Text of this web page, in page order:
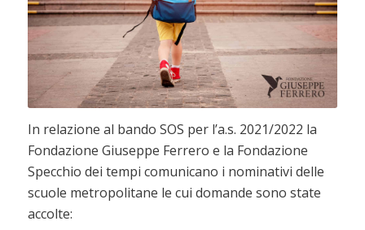
In relazione al bando SOS per l’a.s. 2021/2022 la
Fondazione Giuseppe Ferrero e la Fondazione
Specchio dei tempi comunicano i nominativi delle
scuole metropolitane le cui domande sono state
accolte: